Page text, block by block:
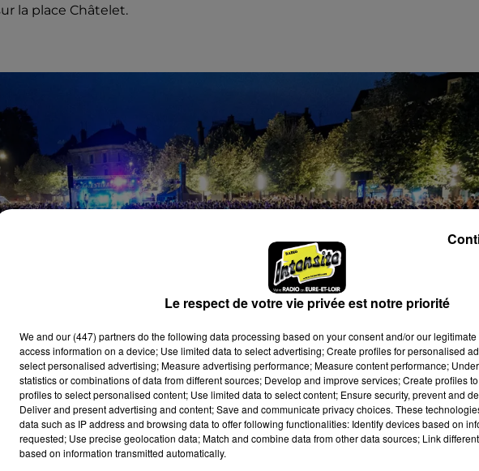
la place Châtelet.
Le respect de votre vie privée est notre priorité
We and our (447) partnersdo the following data processing based on your consent and/or our
access information on a device; Use limited data to select advertising; Create profiles for personalised
select personalised advertising; Measure advertising performance; Measure content performance;
statistics or combinations of data from different sources; Develop and improve services; Create profiles
profiles to select personalised content; Use limited data to select content; Ensure security, prevent and
Deliver and present advertising and content; Save and communicate privacy choices. These
data such as IP address and browsing data to offer following functionalities: Identify devices based on
requested; Use precise geolocation data; Match and combine data from other data sources; Link
based on information transmitted automatically.